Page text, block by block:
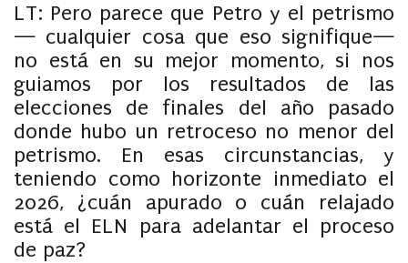
LT: Pero parece que Petro y el petrismo
— cualquier cosa que eso signifique—
no está en su mejor momento, si nos
guiamos por los resultados de las
elecciones de finales del año pasado
donde hubo un retroceso no menor del
petrismo. En esas circunstancias, y
teniendo como horizonte inmediato el
2026, ¿cuán apurado o cuán relajado
está el ELN para adelantar el proceso
de paz?